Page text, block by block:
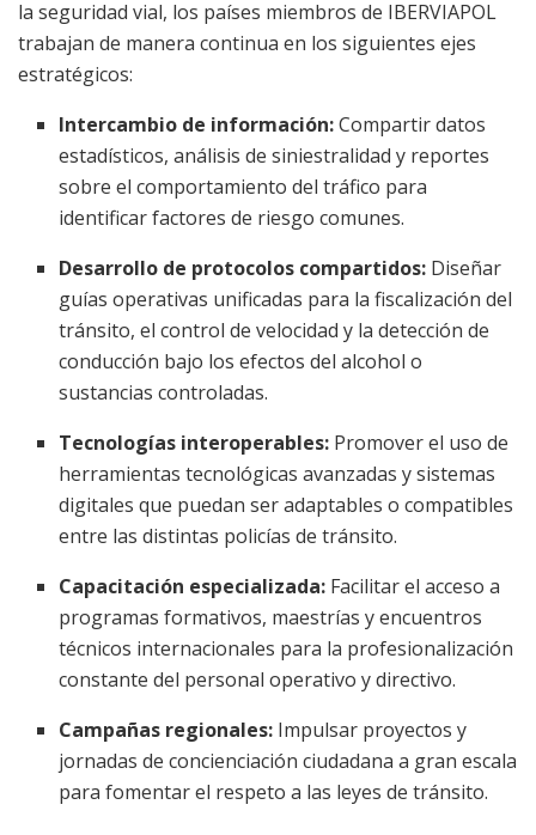
la seguridad vial, los países miembros de IBERVIAPOL
trabajan de manera continua en los siguientes ejes
estratégicos:
Intercambio de información:Compartir datos
estadísticos, análisis de siniestralidad y reportes
sobre el comportamiento del tráfico para
identificar factores de riesgo comunes.
Desarrollo de protocolos compartidos: Diseñar
guías operativas unificadas para la fiscalización del
tránsito, el control de velocidad y la detección de
conducción bajo los efectos del alcohol o
sustancias controladas.
Tecnologías interoperables: Promover el uso de
herramientas tecnológicas avanzadas y sistemas
digitales que puedan ser adaptables o compatibles
entre las distintas policías de tránsito.
Capacitación especializada: Facilitar el acceso a
programas formativos, maestrías y encuentros
técnicos internacionales para la profesionalización
constante del personal operativo y directivo.
Campañas regionales: Impulsar proyectos y
jornadas de concienciación ciudadana a gran escala
para fomentar el respeto a las leyes de tránsito.